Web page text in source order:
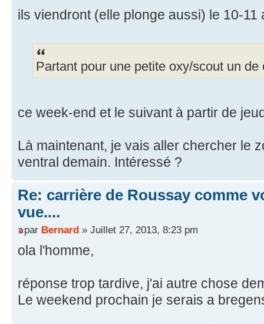
ils viendront (elle plonge aussi) le 10-11
Partant pour une petite oxy/scout un de
ce week-end et le suivant à partir de
Là maintenant, je vais aller chercher le
ventral demain. Intéressé ?
Re: carrière de Roussay comme
vue....
par Bernard » Juillet 27, 2013, 8:23 pm
ola l'homme,
réponse trop tardive, j'ai autre chose
Le weekend prochain je serais a